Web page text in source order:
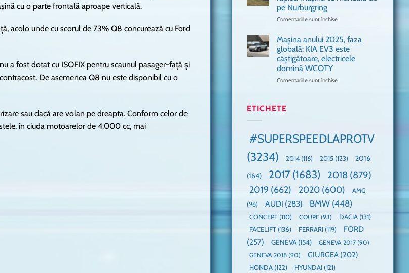
cu o parte frontală aproape verticală.
acolo unde cu scorul de 73% Q8 concurează cu Ford
a fost dotat cu ISOFIX pentru scaunul pasager-față și
De asemenea Q8 nu este disponibil cu o
sau dacă are volan pe dreapta. Conform celor de
în ciuda motoarelor de 4.000 cc, mai
era
un
festival
🤭
pus
cu
Ford
la
un
dube
pe Nurburgring
Comentariile sunt închise
911
GT3,
cea
mai
Mașina anului 2025, faza
globală: KIA EV3 este
câștigătoare, electricele
domină WCOTY
Comentariile sunt închise
EV3
câștigătoare,
domină
ETICHETE
#SUPERSPEEDLAPROTV
(3234)
2014 (116) 2015 (123) 2016
(164) 2017 (1683) 2018 (879)
2019 (662) 2020 (600)
AMG
(96)
AUDI (283) BMW (448)
CONCEPT (110) COUPE (93) DACIA (131)
FACELIFT (136) FERRARI (119)
FORD
(257)
GENEVA(154) GENEVA 2017 (90)
GENEVA 2018 (90) GIURGEA (202)
HONDA (122) HYUNDAI (121)